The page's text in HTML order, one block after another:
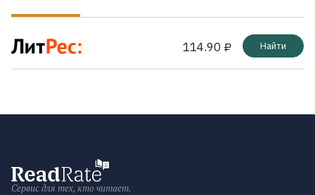
114.90 ₽ Найти
Сервис для тех, кто читает.